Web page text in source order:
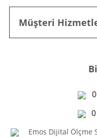
Müşteri
Emos Dijital Ölçme